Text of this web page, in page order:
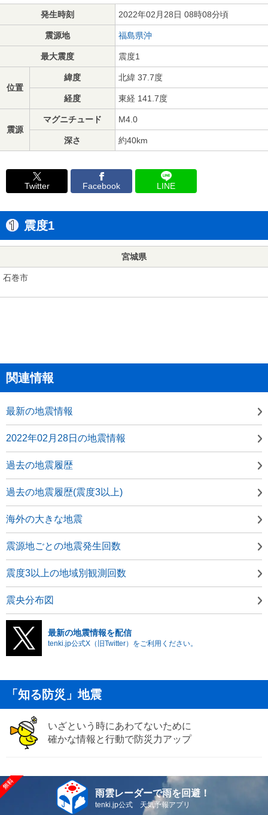
発生時刻 2022年02月28日 08時08分頃
震源地 福島県沖
最大震度 震度1
位置
緯度 北緯 37.7度
経度 東経 141.7度
震源
マグニチュード M4.0
深さ 約40km
Twitter Facebook LINE
震度1
宮城県
石巻市
関連情報
最新の地震情報
2022年02月28日の地震情報
過去の地震履歴
過去の地震履歴(震度3以上)
海外の大きな地震
震源地ごとの地震発生回数
震度3以上の地域別観測回数
震央分布図
最新の地震情報を配信
tenki.jp公式X（旧Twitter）をご利用ください。
「知る防災」地震
いざという時にあわてないために
確かな情報と行動で防災力アップ
雨雲レーダーで雨を回避！
tenki.jp公式 天気予報アプリ